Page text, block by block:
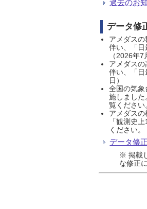
過去のお
データ修
アメダス
伴い、「日
（2026年7
アメダス
伴い、「
日）
全国の気象
施しました
覧ください
アメダス
「観測史
ください。
データ修
※ 掲載
な修正